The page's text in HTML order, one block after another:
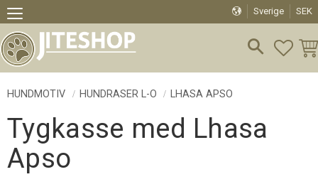
Meny
Sverige SEK
HUNDMOTIV HUNDRASER L-O LHASA APSO
Tygkasse med Lhasa
Apso